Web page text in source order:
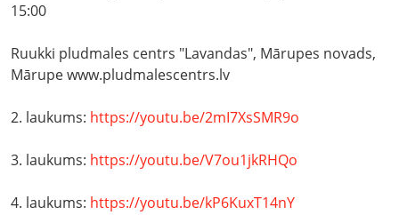
15:00
Ruukki pludmales centrs "Lavandas", Mārupes novads,
Mārupe www.pludmalescentrs.lv
2. laukums: https://youtu.be/2mI7XsSMR9o
3. laukums: https://youtu.be/V7ou1jkRHQo
4. laukums: https://youtu.be/kP6KuxT14nY